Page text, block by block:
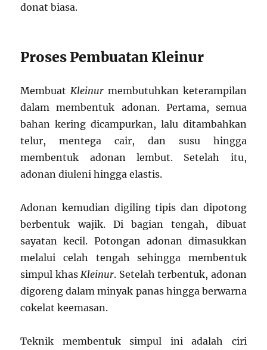
donat biasa.
Proses Pembuatan Kleinur
Membuat Kleinur membutuhkan keterampilan
dalam membentuk adonan. Pertama, semua
bahan kering dicampurkan, lalu ditambahkan
telur, mentega cair, dan susu hingga
membentuk adonan lembut. Setelah itu,
adonan diuleni hingga elastis.
Adonan kemudian digiling tipis dan dipotong
berbentuk wajik. Di bagian tengah, dibuat
sayatan kecil. Potongan adonan dimasukkan
melalui celah tengah sehingga membentuk
simpul khas Kleinur. Setelah terbentuk, adonan
digoreng dalam minyak panas hingga berwarna
cokelat keemasan.
Teknik membentuk simpul ini adalah ciri